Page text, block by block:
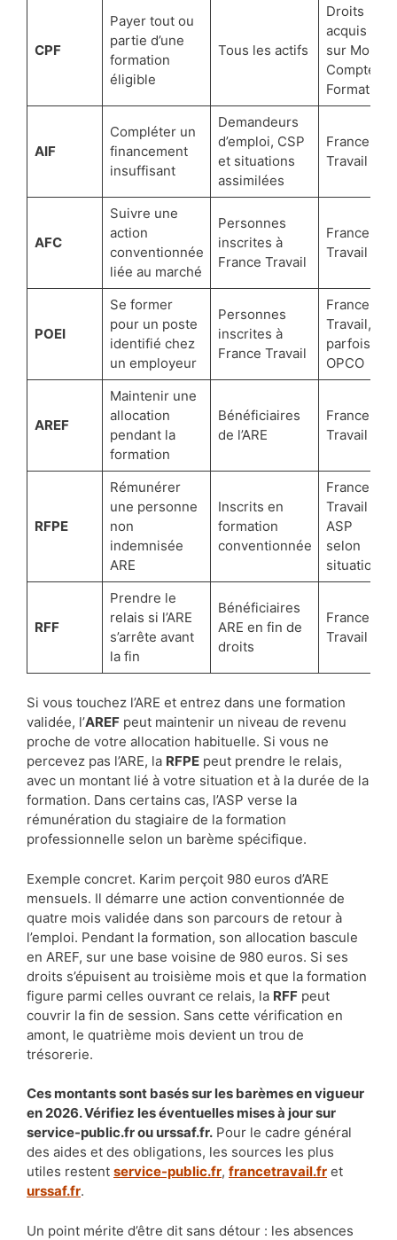
CPF
Payer tout ou
partie d’une
formation
éligible
Tous les actifs
Droits
acquis
sur Mon
Compte
Formation
AIF
Compléter un
financement
insuffisant
Demandeurs
d’emploi, CSP
et situations
assimilées
France
Travail
AFC
Suivre une
action
conventionnée
liée au marché
Personnes
inscrites à
France Travail
France
Travail
POEI
Se former
pour un poste
identifié chez
un employeur
Personnes
inscrites à
France Travail
France
Travail,
parfois
OPCO
AREF
Maintenir une
allocation
pendant la
formation
Bénéficiaires
de l’ARE
France
Travail
RFPE
Rémunérer
une personne
non
indemnisée
ARE
Inscrits en
formation
conventionnée
France
Travail ou
ASP
selon
situation
RFF
Prendre le
relais si l’ARE
s’arrête avant
la fin
Bénéficiaires
ARE en fin de
droits
France
Travail
Si vous touchez l’ARE et entrez dans une formation
validée, l’AREF peut maintenir un niveau de revenu
proche de votre allocation habituelle. Si vous ne
percevez pas l’ARE, la RFPE peut prendre le relais,
avec un montant lié à votre situation et à la durée de la
formation. Dans certains cas, l’ASP verse la
rémunération du stagiaire de la formation
professionnelle selon un barème spécifique.
Exemple concret. Karim perçoit 980 euros d’ARE
mensuels. Il démarre une action conventionnée de
quatre mois validée dans son parcours de retour à
l’emploi. Pendant la formation, son allocation bascule
en AREF, sur une base voisine de 980 euros. Si ses
droits s’épuisent au troisième mois et que la formation
figure parmi celles ouvrant ce relais, la RFF peut
couvrir la fin de session. Sans cette vérification en
amont, le quatrième mois devient un trou de
trésorerie.
Ces montants sont basés sur les barèmes en vigueur
en 2026. Vérifiez les éventuelles mises à jour sur
service-public.fr ou urssaf.fr. Pour le cadre général
des aides et des obligations, les sources les plus
utiles restent service-public.fr, francetravail.fr et
urssaf.fr.
Un point mérite d’être dit sans détour : les absences